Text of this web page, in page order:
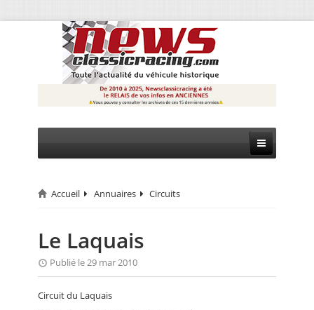
CIRCUIT
RALLYE
MONTAGNE
EVÈNEMENTS
Accueil Annuaires Circuits
Le Laquais
Publié le 29 mar 2010
Circuit du Laquais